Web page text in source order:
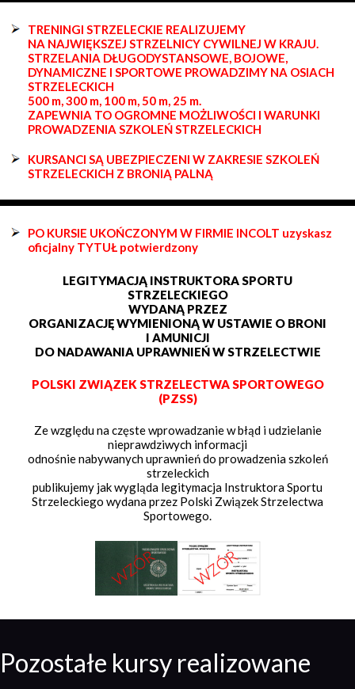
TRENINGI STRZELECKIE REALIZUJEMY
NA NAJWIĘKSZEJ STRZELNICY CYWILNEJ W KRAJU.
STRZELANIA DŁUGODYSTANSOWE, BOJOWE,
DYNAMICZNE I SPORTOWE PROWADZIMY NA OSIACH
STRZELECKICH
500 m, 300 m, 100 m, 50 m, 25 m.
ZAPEWNIA TO OGROMNE MOŻLIWOŚCI I WARUNKI
PROWADZENIA SZKOLEŃ STRZELECKICH
KURSANCI SĄ UBEZPIECZENI W ZAKRESIE SZKOLEŃ
STRZELECKICH Z BRONIĄ PALNĄ
PO KURSIE UKOŃCZONYM W FIRMIE INCOLT uzyskasz
oficjalny TYTUŁ potwierdzony
LEGITYMACJĄ INSTRUKTORA SPORTU
STRZELECKIEGO
WYDANĄ PRZEZ
ORGANIZACJĘ WYMIENIONĄ W USTAWIE O BRONI
I AMUNICJI
DO NADAWANIA UPRAWNIEŃ W STRZELECTWIE
POLSKI ZWIĄZEK STRZELECTWA SPORTOWEGO
(PZSS)
Ze względu na częste wprowadzanie w błąd i udzielanie
nieprawdziwych informacji
odnośnie nabywanych uprawnień do prowadzenia szkoleń
strzeleckich
publikujemy jak wygląda legitymacja Instruktora Sportu
Strzeleckiego wydana przez Polski Związek Strzelectwa
Sportowego.
Pozostałe kursy realizowane